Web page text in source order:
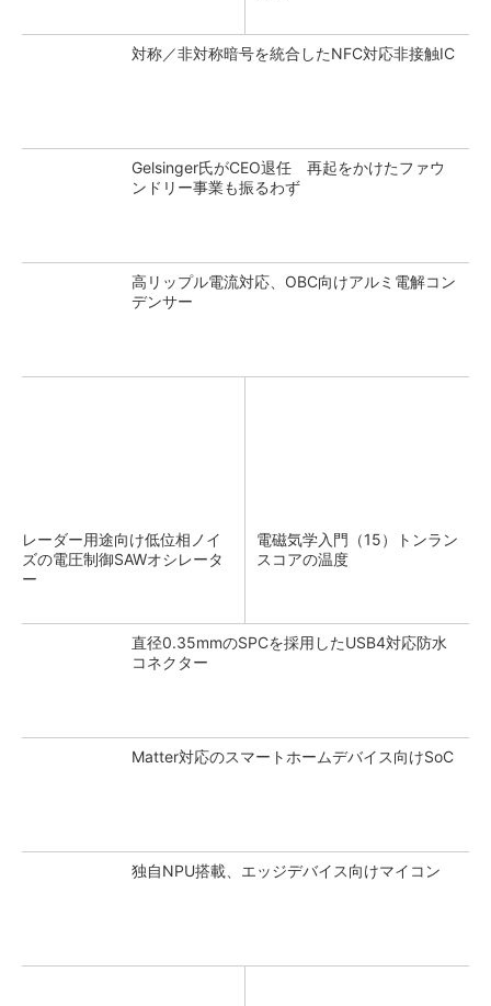
対称／非対称暗号を統合したNFC対応非接触IC
Gelsinger氏がCEO退任 再起をかけたファウ
ンドリー事業も振るわず
高リップル電流対応、OBC向けアルミ電解コン
デンサー
レーダー用途向け低位相ノイ
ズの電圧制御SAWオシレータ
ー
電磁気学入門（15）トンラン
スコアの温度
直径0.35mmのSPCを採用したUSB4対応防水
コネクター
Matter対応のスマートホームデバイス向けSoC
独自NPU搭載、エッジデバイス向けマイコン